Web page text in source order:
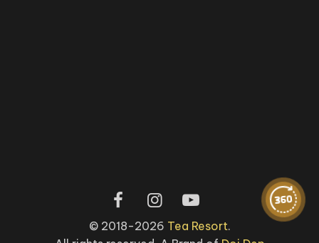
© 2018-2026 Tea Resort.